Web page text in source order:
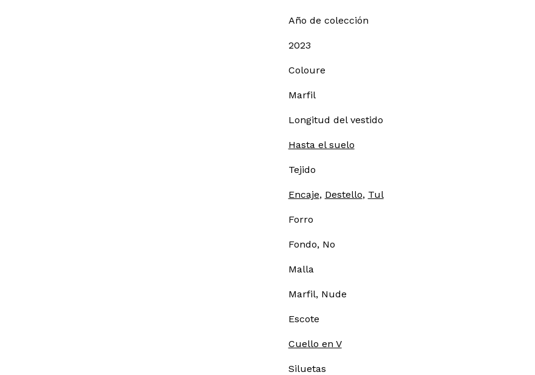
Año de colección
2023
Coloure
Marfil
Longitud del vestido
Hasta el suelo
Tejido
Encaje, Destello, Tul
Forro
Fondo, No
Malla
Marfil, Nude
Escote
Cuello en V
Siluetas